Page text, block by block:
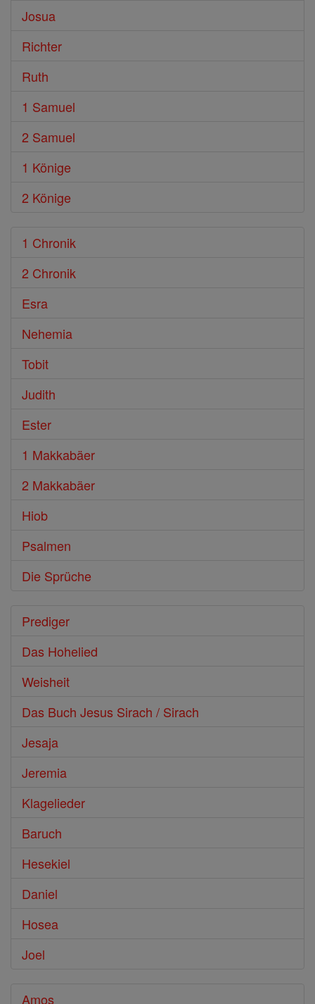
Josua
Richter
Ruth
1 Samuel
2 Samuel
1 Könige
2 Könige
1 Chronik
2 Chronik
Esra
Nehemia
Tobit
Judith
Ester
1 Makkabäer
2 Makkabäer
Hiob
Psalmen
Die Sprüche
Prediger
Das Hohelied
Weisheit
Das Buch Jesus Sirach / Sirach
Jesaja
Jeremia
Klagelieder
Baruch
Hesekiel
Daniel
Hosea
Joel
Amos